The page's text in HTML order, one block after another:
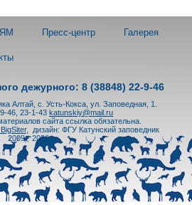
Пресс-центр Галерея
дежурного: 8 (38848) 22-9-46
Алтай, с. Усть-Кокса, ул. Заповедная, 1.
46, 23-1-43 katunskiy@mail.ru
сайта ссылка обязательна.
,
дизайн: ФГУ Катунский заповедник
2009 - 2026 гг.